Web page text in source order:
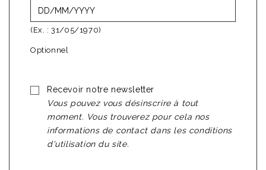
(Ex. : 31/05/1970)
Optionnel
Recevoir notre newsletter
Vous pouvez vous désinscrire à tout
moment. Vous trouverez pour cela nos
informations de contact dans les conditions
d'utilisation du site.